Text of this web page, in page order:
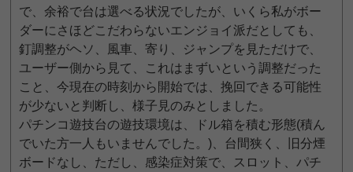
で、余裕で台は選べる状況でしたが、いくら私がボー
ダーにさほどこだわらないエンジョイ派だとしても、
釘調整がヘソ、風車、寄り、ジャンプを見ただけで、
ユーザー側から見て、これはまずいという調整だった
こと、今現在の時刻から開始では、挽回できる可能性
が少ないと判断し、様子見のみとしました。
パチンコ遊技台の遊技環境は、ドル箱を積む形態(積ん
でいた方一人もいませんでした。)、台間狭く、旧分煙
ボードなし、ただし、感染症対策で、スロット、パチ